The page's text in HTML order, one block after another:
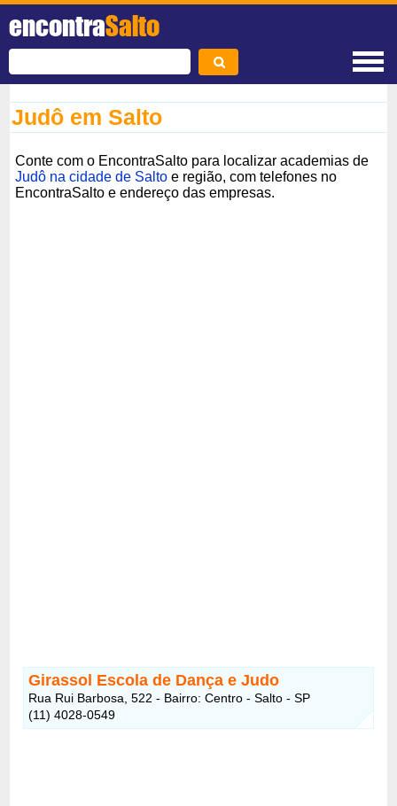
encontraSalto
Judô em Salto
Conte com o EncontraSalto para localizar academias de
Judô na cidade de Salto e região, com telefones no
EncontraSalto e endereço das empresas.
Girassol Escola de Dança e Judo
Rua Rui Barbosa, 522 - Bairro: Centro - Salto - SP
(11) 4028-0549